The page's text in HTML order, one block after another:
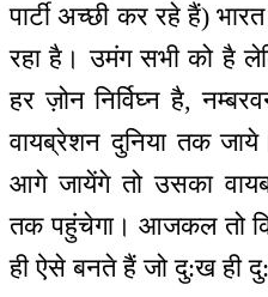
पार्टी अच्छी कर रहे हैं)
रहा है। उमंग सभी को है
हर ज़ोन निर्विघ्न है,
वायब्रेशन दुनिया तक
आगे जायेंगे तो उसका
तक पहुंचेगा। आजकल तो
ही ऐसे बनते हैं जो दु:ख ही